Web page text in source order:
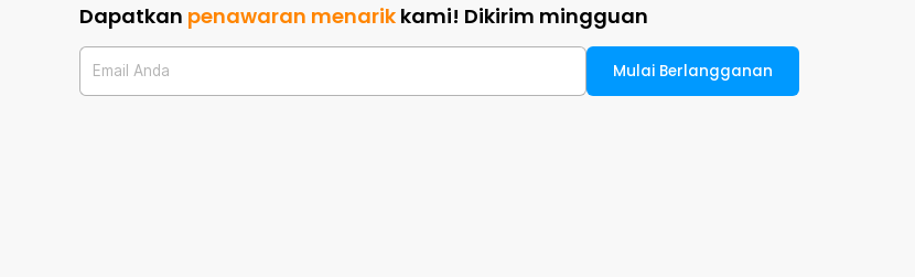
Dapatkan penawaran menarik kami! Dikirim mingguan
Email Anda Mulai Berlangganan